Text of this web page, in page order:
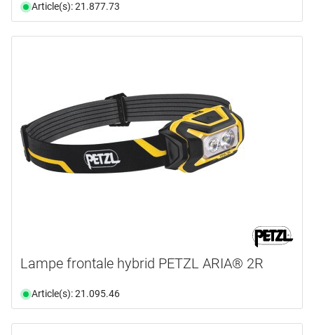
Article(s): 21.877.73
Lampe frontale hybrid PETZL ARIA® 2R
Article(s): 21.095.46